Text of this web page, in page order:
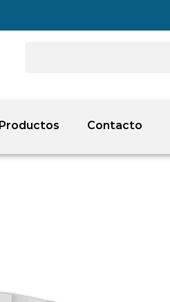
Productos Contacto